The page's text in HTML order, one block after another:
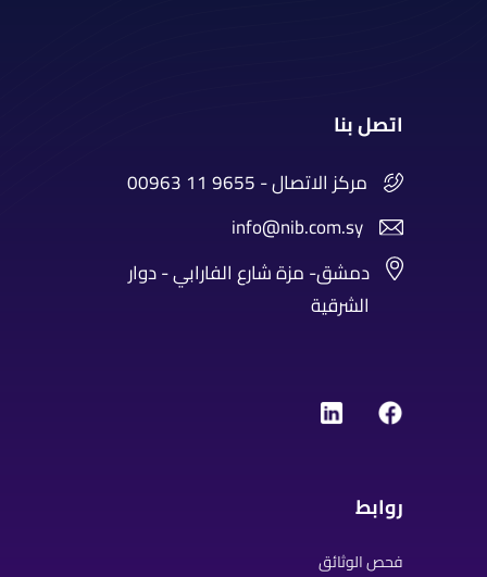
اتصل بنا
00963 11 9655 - مركز الاتصال
info@nib.com.sy
دمشق- مزة شارع الفارابي - دوار
الشرقية
روابط
فحص الوثائق